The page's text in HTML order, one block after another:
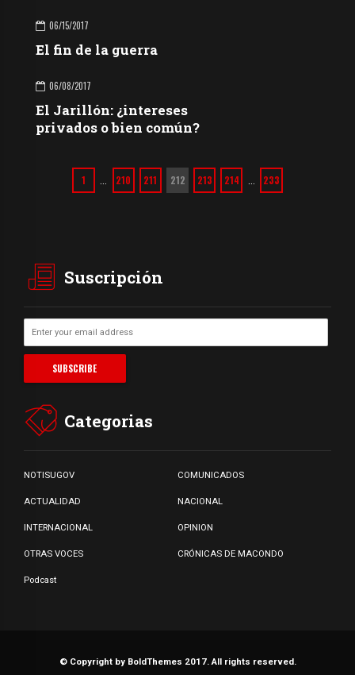
06/15/2017
El fin de la guerra
06/08/2017
El Jarillón: ¿intereses
privados o bien común?
1 210 211 212 213 214 233
Suscripción
Categorias
NOTISUGOV COMUNICADOS
ACTUALIDAD NACIONAL
INTERNACIONAL OPINION
OTRAS VOCES CRÓNICAS DE MACONDO
Podcast
© Copyright by BoldThemes 2017. All rights reserved.